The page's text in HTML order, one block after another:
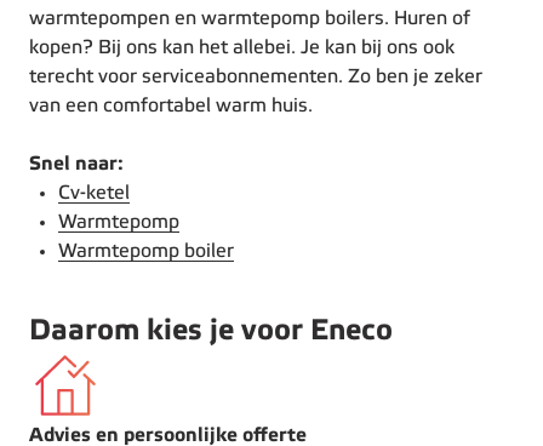
warmtepompen en warmtepomp boilers. Huren of
kopen? Bij ons kan het allebei. Je kan bij ons ook
terecht voor serviceabonnementen. Zo ben je zeker
van een comfortabel warm huis.
Snel naar:
Cv-ketel
Warmtepomp
Warmtepomp boiler
Daarom kies je voor Eneco
Advies en persoonlijke offerte